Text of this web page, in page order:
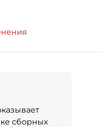
сборных